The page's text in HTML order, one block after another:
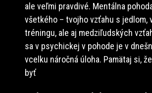
ale veľmi pravdivé. Mentálna
všetkého – tvojho vzťahu s jedlom,
tréningu, ale aj medziľudských
sa v psychickej v pohode je v
vcelku náročná úloha. Pamätaj si,
byť